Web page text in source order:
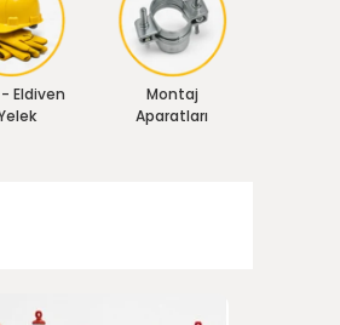
Eldiven
Montaj
Aparatları